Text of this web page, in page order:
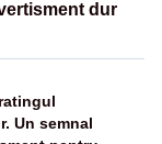
dur
Un semnal